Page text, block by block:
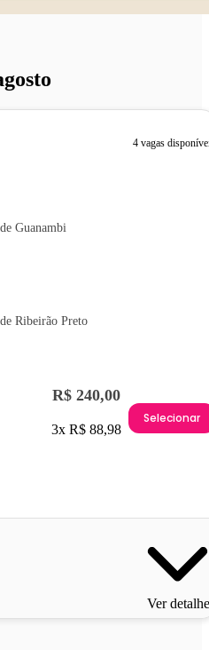
4 vagas
Guanambi
Ribeirão Preto
R$ 240,00
3x R$ 88,98
Selecionar
Ver